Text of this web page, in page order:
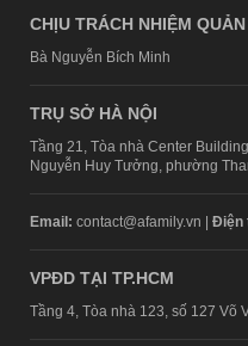
CHỊU TRÁCH NHIỆM
Bà Nguyễn Bích Minh
TRỤ SỞ HÀ NỘI
Tầng 21, Tòa nhà Center
Nguyễn Huy Tưởng, phường
Email: contact@afamily.vn | Điện
VPĐD TẠI TP.HCM
Tầng 4, Tòa nhà 123, số 127 Võ